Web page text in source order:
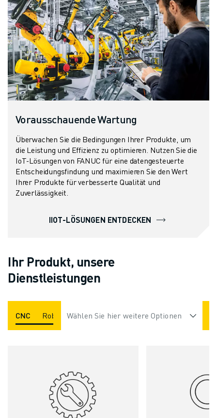
Vorausschauende Wartung
Überwachen Sie die Bedingungen Ihrer Produkte, um
die Leistung und Effizienz zu optimieren. Nutzen Sie die
IoT-Lösungen von FANUC für eine datengesteuerte
Entscheidungsfindung und maximieren Sie den Wert
Ihrer Produkte für verbesserte Qualität und
Zuverlässigkeit.
IIOT-LÖSUNGEN ENTDECKEN
Ihr Produkt, unsere
Dienstleistungen
CNC Roboter ROBOCUT ROBODRILL
Wählen Sie hier weitere Optionen